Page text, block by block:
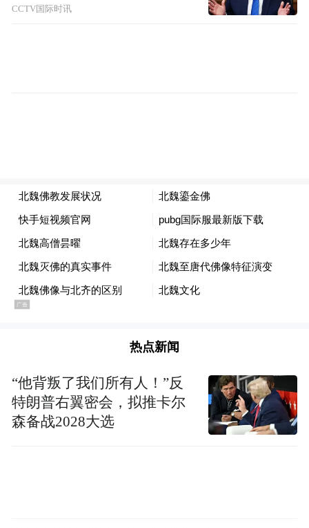
处刑僧侣本人，还诛杀窝藏者一门。
这一情况在450年崔浩被杀、452年太武帝被
害后迎来转机。经过南安王拓跋余即位等一
系列动荡，452年十月，第五代皇帝文成帝即
位。文成帝在两个月后发诏恢复佛教。诏书
中为废佛辩解称：“（佛教）亦我国家常所尊
徒，得容假托，讲寺之中，致有凶党。是以
先朝因其瑕衅，戮其有罪。”（《释老志》）
虽说北魏朝廷复兴了佛教，却不像以前那样
放任。朝廷允许僧人修建寺院，但限定只能
CCTV国际时讯
热点新闻
“他背叛了我们所有人！”反
特朗普右翼密会，拟推卡尔
森备战2028大选